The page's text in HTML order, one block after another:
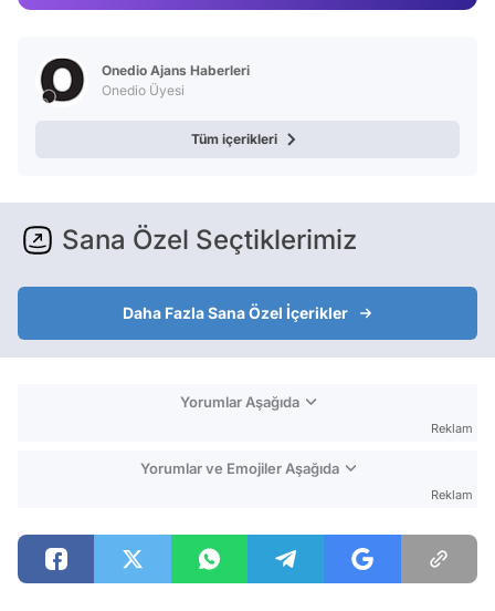
Onedio Ajans Haberleri
Onedio Üyesi
Tüm içerikleri
Sana Özel Seçtiklerimiz
Daha Fazla Sana Özel İçerikler
Yorumlar Aşağıda
Reklam
Yorumlar ve Emojiler Aşağıda
Reklam